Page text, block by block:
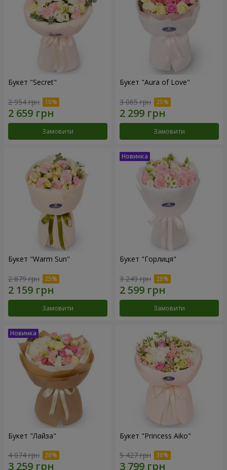
Букет "Secret"
2 954 грн
Замовити
Букет "Aura of Love"
3 065 грн
Замовити
Букет "Warm Sun"
2 879 грн
Замовити
Букет "Горлиця"
3 249 грн
Замовити
Букет "Лайза"
4 074 грн
Букет "Princess Aiko"
5 427 грн